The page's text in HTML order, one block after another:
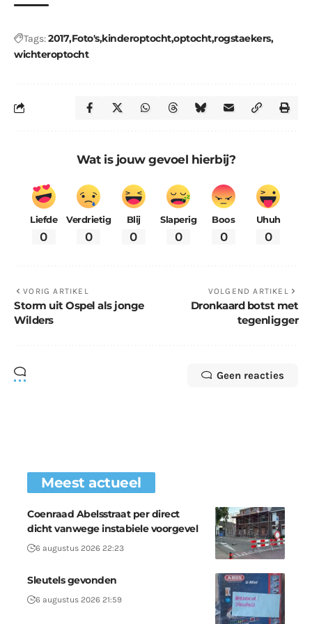
Tags:2017Foto'skinderoptochtoptochtrogstaekers
wichteroptocht
Wat is jouw gevoel hierbij?
Liefde
0
Verdrietig
0
Blij
0
Slaperig
0
Boos
0
Uhuh
0
VORIG ARTIKEL
Storm uit Ospel als jonge
Wilders
VOLGEND ARTIKEL
Dronkaard botst met
tegenligger
Geen reacties
Meest actueel
Coenraad Abelsstraat per direct
dicht vanwege instabiele voorgevel
6 augustus 2026 22:23
Sleutels gevonden
6 augustus 2026 21:59